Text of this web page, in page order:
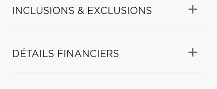
INCLUSIONS & EXCLUSIONS
DÉTAILS FINANCIERS